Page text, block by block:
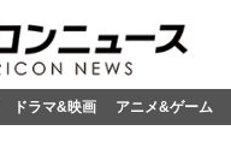
ドラマ&映画 アニメ&ゲーム